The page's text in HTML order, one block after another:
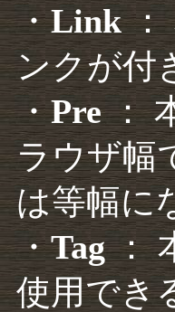
・Link：
ンクが付
・Pre：
ラウザ幅
は等幅に
・Tag：
使用でき